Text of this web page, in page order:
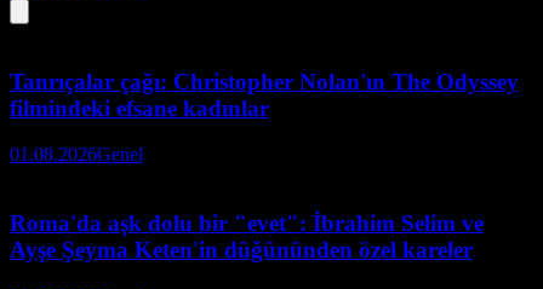
Tanrıçalar çağı: Christopher Nolan'ın The Odyssey
filmindeki efsane kadınlar
01.08.2026Genel
Roma'da aşk dolu bir "evet": İbrahim Selim ve
Ayşe Şeyma Keten'in düğününden özel kareler